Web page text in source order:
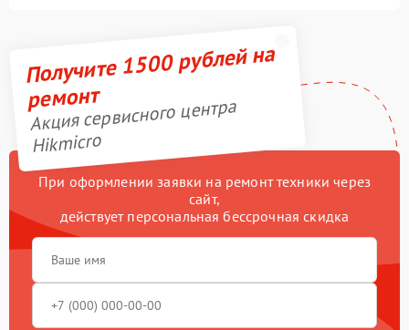
Получите 1500 рублей на
ремонт
Акция сервисного центра
Hikmicro
При оформлении заявки на ремонт техники через
сайт,
действует персональная бессрочная скидка